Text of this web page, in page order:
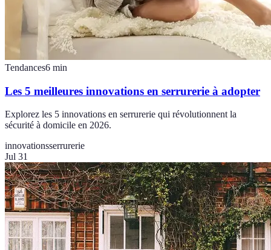
Tendances6 min
Les 5 meilleures innovations en serrurerie à adopter
Explorez les 5 innovations en serrurerie qui révolutionnent la
sécurité à domicile en 2026.
innovationsserrurerie
Jul 31